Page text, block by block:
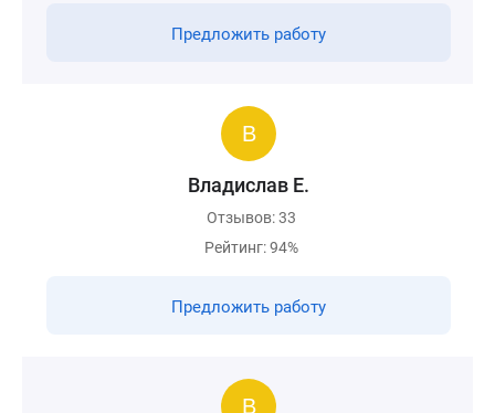
Предложить работу
Владислав Е.
Отзывов: 33
Рейтинг: 94%
Предложить работу